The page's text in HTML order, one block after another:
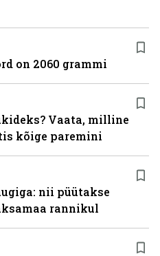
on 2060 grammi
Vaata, milline
kõige paremini
nii püütakse
rannikul